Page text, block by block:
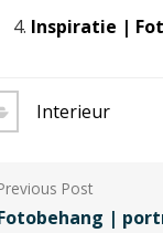
Inspiratie |
Interieur
|